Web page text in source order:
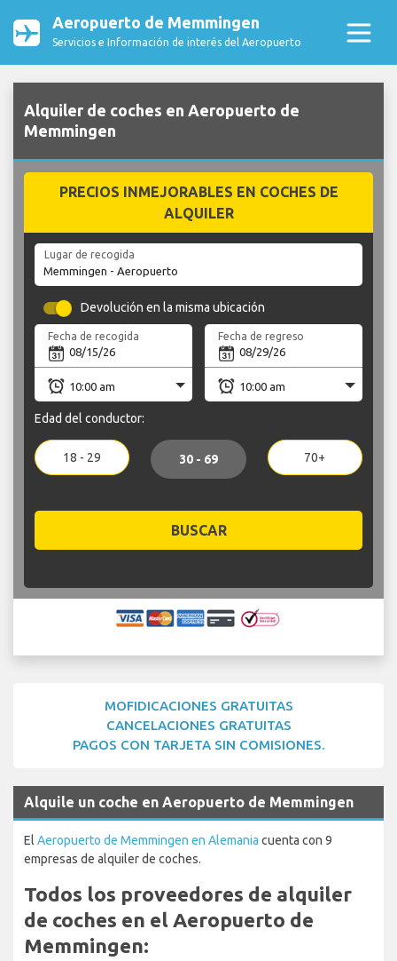
Aeropuerto de Memmingen
Servicios e Información de interés del Aeropuerto
Alquiler de coches en Aeropuerto de
Memmingen
PRECIOS INMEJORABLES EN COCHES DE
ALQUILER
Lugar de recogida
Devolución en la misma ubicación
Fecha de recogida Fecha de regreso
Edad del conductor:
18 - 29 30 - 69 70+
BUSCAR
MOFIDICACIONES GRATUITAS
CANCELACIONES GRATUITAS
PAGOS CON TARJETA SIN COMISIONES.
Alquile un coche en Aeropuerto de Memmingen
El Aeropuerto de Memmingen en Alemania cuenta con 9
empresas de alquiler de coches.
Todos los proveedores de alquiler
de coches en el Aeropuerto de
Memmingen: